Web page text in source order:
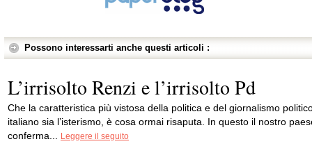
Possono interessarti anche questi articoli :
L’irrisolto Renzi e l’irrisolto Pd
Che la caratteristica più vistosa della politica e del giornalismo
italiano sia l’isterismo, è cosa ormai risaputa. In questo il nostro
conferma...
Leggere il seguito